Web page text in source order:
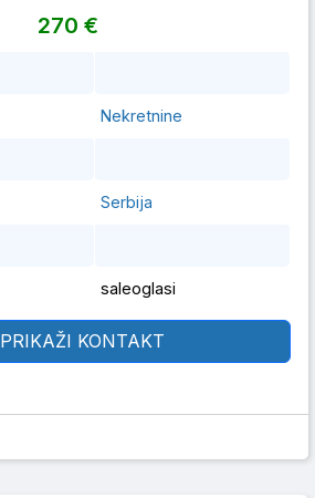
270 €
Nekretnine
Serbija
saleoglasi
PRIKAŽI KONTAKT